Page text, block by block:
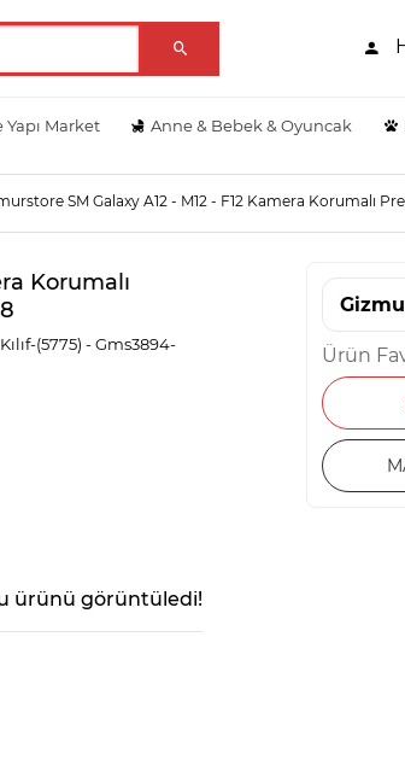
Yapı Market Anne & Bebek & Oyuncak
SM Galaxy A12 - M12 - F12 Kamera Korumalı
Korumalı
(5775) - Gms3894-
Ürün
ürünü görüntüledi!